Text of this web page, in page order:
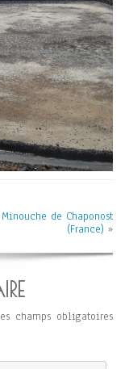
Minouche de Chaponost
(France) »
champs obligatoires